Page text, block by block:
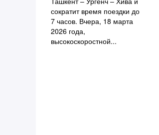
сократит время поездки до
7 часов. Вчера, 18 марта
2026 года,
высокоскоростной...